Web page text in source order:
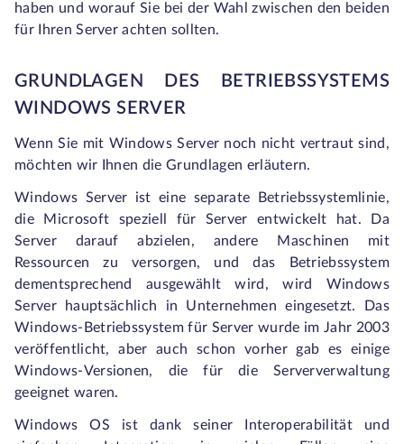
haben und worauf Sie bei der Wahl zwischen den beiden
für Ihren Server achten sollten.
GRUNDLAGEN DES BETRIEBSSYSTEMS
WINDOWS SERVER
Wenn Sie mit Windows Server noch nicht vertraut sind,
möchten wir Ihnen die Grundlagen erläutern.
Windows Server ist eine separate Betriebssystemlinie,
die Microsoft speziell für Server entwickelt hat. Da
Server darauf abzielen, andere Maschinen mit
Ressourcen zu versorgen, und das Betriebssystem
dementsprechend ausgewählt wird, wird Windows
Server hauptsächlich in Unternehmen eingesetzt. Das
Windows-Betriebssystem für Server wurde im Jahr 2003
veröffentlicht, aber auch schon vorher gab es einige
Windows-Versionen, die für die Serververwaltung
geeignet waren.
Windows OS ist dank seiner Interoperabilität und